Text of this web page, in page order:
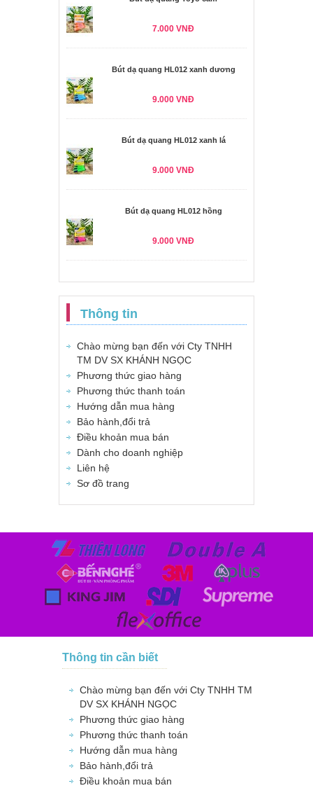
7.000 VNĐ
Bút dạ quang HL012 xanh dương
9.000 VNĐ
Bút dạ quang HL012 xanh lá
9.000 VNĐ
Bút dạ quang HL012 hồng
9.000 VNĐ
Thông tin
Chào mừng bạn đến với Cty TNHH
TM DV SX KHÁNH NGỌC
Phương thức giao hàng
Phương thức thanh toán
Hướng dẫn mua hàng
Bảo hành,đổi trả
Điều khoản mua bán
Dành cho doanh nghiệp
Liên hệ
Sơ đồ trang
Thông tin cần biết
Chào mừng bạn đến với Cty TNHH TM
DV SX KHÁNH NGỌC
Phương thức giao hàng
Phương thức thanh toán
Hướng dẫn mua hàng
Bảo hành,đổi trả
Điều khoản mua bán